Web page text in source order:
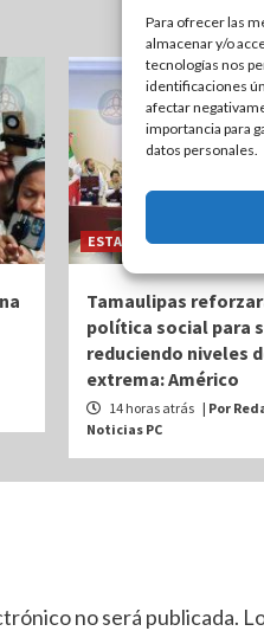
Para ofrecer las
almacenar y/o
tecnologías nos
identificaciones
afectar
importancia para
datos personales.
ESTATAL VICTORIA
Tamaulipas
política social para
reduciendo niveles
extrema: Américo
14 horas atrás | Por
Noticias PC
no será publicada.